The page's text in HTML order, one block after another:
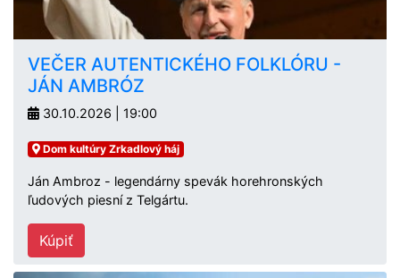
VEČER AUTENTICKÉHO FOLKLÓRU -
JÁN AMBRÓZ
30.10.2026 | 19:00
Dom kultúry Zrkadlový háj
Ján Ambroz - legendárny spevák horehronských
ľudových piesní z Telgártu.
Kúpiť